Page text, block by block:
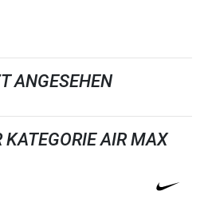
ANGESEHEN
KATEGORIE AIR MAX